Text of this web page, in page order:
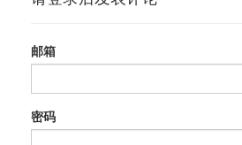
市场分析 /梅花4
SWOT 分析 /梅花6
调研问卷 /梅花7
文化探析 /梅花10
眼动测试 /梅花J